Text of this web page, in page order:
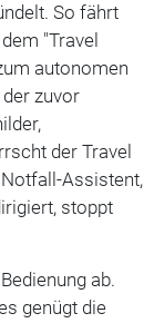
So fährt
"Travel
autonomen
zuvor
der Travel
Assistent,
stoppt
ab.
genügt die